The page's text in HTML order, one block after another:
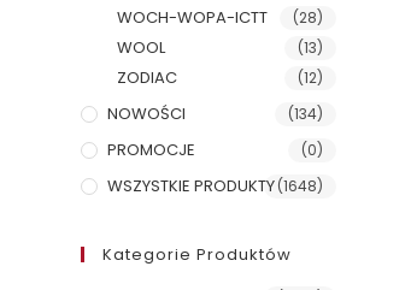
WOCH-WOPA-ICTT (28)
WOOL (13)
ZODIAC (12)
NOWOŚCI (134)
PROMOCJE (0)
WSZYSTKIE PRODUKTY(1648)
Kategorie Produktów